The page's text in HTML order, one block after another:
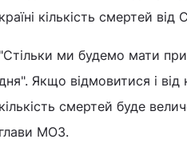
країні кількість смертей
"Стільки ми будемо мати при
Якщо відмовитися і
кількість смертей буде
глави МОЗ.